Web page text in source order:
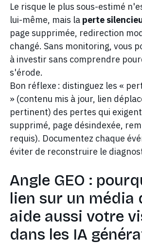
Le risque le plus sous-estimé
lui-même, mais la perte
page supprimée, redirection
changé. Sans monitoring, vous
à investir sans comprendre
s'érode.
Bon réflexe : distinguez les «
» (contenu mis à jour, lien
pertinent) des pertes qui
supprimé, page désindexée,
requis). Documentez chaque
éviter de reconstruire le
Angle GEO :
lien sur un média
aide aussi votre
dans les IA